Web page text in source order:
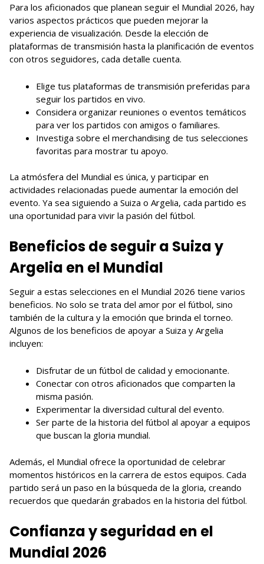
Para los aficionados que planean seguir el Mundial 2026, hay
varios aspectos prácticos que pueden mejorar la
experiencia de visualización. Desde la elección de
plataformas de transmisión hasta la planificación de eventos
con otros seguidores, cada detalle cuenta.
Elige tus plataformas de transmisión preferidas para
seguir los partidos en vivo.
Considera organizar reuniones o eventos temáticos
para ver los partidos con amigos o familiares.
Investiga sobre el merchandising de tus selecciones
favoritas para mostrar tu apoyo.
La atmósfera del Mundial es única, y participar en
actividades relacionadas puede aumentar la emoción del
evento. Ya sea siguiendo a Suiza o Argelia, cada partido es
una oportunidad para vivir la pasión del fútbol.
Beneficios de seguir a Suiza y
Argelia en el Mundial
Seguir a estas selecciones en el Mundial 2026 tiene varios
beneficios. No solo se trata del amor por el fútbol, sino
también de la cultura y la emoción que brinda el torneo.
Algunos de los beneficios de apoyar a Suiza y Argelia
incluyen:
Disfrutar de un fútbol de calidad y emocionante.
Conectar con otros aficionados que comparten la
misma pasión.
Experimentar la diversidad cultural del evento.
Ser parte de la historia del fútbol al apoyar a equipos
que buscan la gloria mundial.
Además, el Mundial ofrece la oportunidad de celebrar
momentos históricos en la carrera de estos equipos. Cada
partido será un paso en la búsqueda de la gloria, creando
recuerdos que quedarán grabados en la historia del fútbol.
Confianza y seguridad en el
Mundial 2026